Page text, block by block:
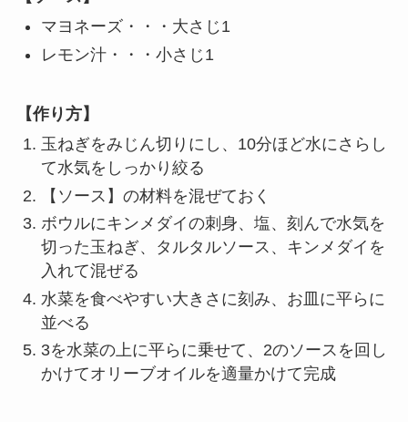
マヨネーズ・・・大さじ1
レモン汁・・・小さじ1
【作り方】
玉ねぎをみじん切りにし、10分ほど水にさらし
て水気をしっかり絞る
【ソース】の材料を混ぜておく
ボウルにキンメダイの刺身、塩、刻んで水気を
切った玉ねぎ、タルタルソース、キンメダイを
入れて混ぜる
水菜を食べやすい大きさに刻み、お皿に平らに
並べる
3を水菜の上に平らに乗せて、2のソースを回し
かけてオリーブオイルを適量かけて完成